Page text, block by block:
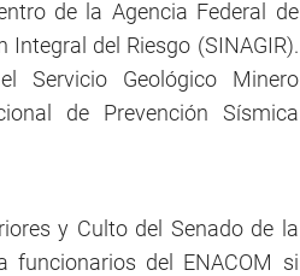
de la Agencia Federal de
del Riesgo (SINAGIR).
Servicio Geológico Minero
de Prevención Sísmica
y Culto del Senado de la
funcionarios del ENACOM si